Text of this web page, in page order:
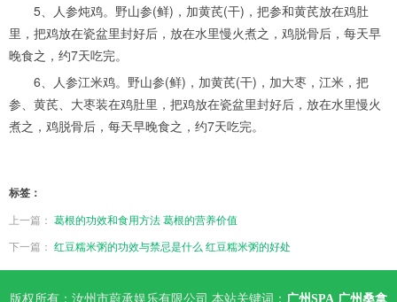
5、人参炖鸡。野山参(鲜)，加黄芪(干)，把参和黄芪放在鸡肚
里，把鸡放在瓷盆里封好后，放在水里慢火煮之，鸡脱骨后，每天早
晚食之，约7天吃完。
6、人参江米鸡。野山参(鲜)，加黄芪(干)，加大枣，江米，把
参、黄芪、大枣装在鸡肚里，把鸡放在瓷盆里封好后，放在水里慢火
煮之，鸡脱骨后，每天早晚食之，约7天吃完。
标签：
上一篇： 葛根的功效和食用方法 葛根的营养价值
下一篇： 红豆糯米粥的功效与禁忌是什么 红豆糯米粥的好处
版权所有：汝州市蔚承娱乐有限公司 本站关键词： 广州SPA 广州桑拿